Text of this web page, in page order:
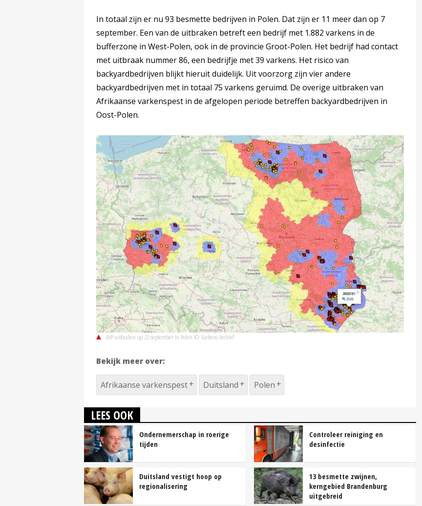
In totaal zijn er nu 93 besmette bedrijven in Polen. Dat zijn er 11 meer dan op 7
september. Een van de uitbraken betreft een bedrijf met 1.882 varkens in de
bufferzone in West-Polen, ook in de provincie Groot-Polen. Het bedrijf had contact
met uitbraak nummer 86, een bedrijfje met 39 varkens. Het risico van
backyardbedrijven blijkt hieruit duidelijk. Uit voorzorg zijn vier andere
backyardbedrijven met in totaal 75 varkens geruimd. De overige uitbraken van
Afrikaanse varkenspest in de afgelopen periode betreffen backyardbedrijven in
Oost-Polen.
AVP-uitbraken op 22 september in Polen © Varkens Archief
Bekijk meer over:
Afrikaanse varkenspest Duitsland Polen
LEES OOK
Ondernemerschap in roerige
tijden
Controleer reiniging en
desinfectie
Duitsland vestigt hoop op
regionalisering
13 besmette zwijnen,
kerngebied Brandenburg
uitgebreid